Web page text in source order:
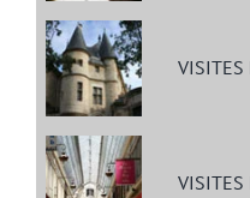
VISITES
VISITES